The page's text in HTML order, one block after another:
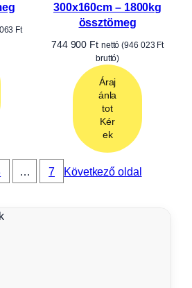
Ft
300x160cm – 1800kg
össztömeg
744 900 Ft nettó (946 023 Ft
bruttó)
Áraj
ánla
tot
Kér
ek
… 7 Következő oldal